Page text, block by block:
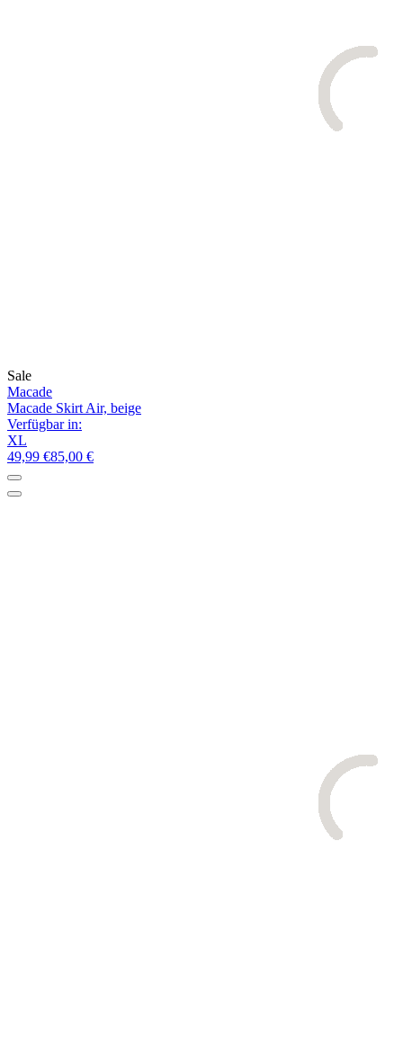
Sale
Macade
Macade Skirt Air, beige
Verfügbar in:
XL
49,99 €85,00 €